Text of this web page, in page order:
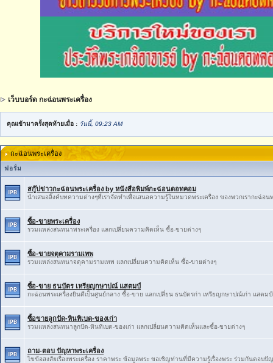
เว็บบอร์ด กะฉ่อนพระเครื่อง
คุณเข้ามาครั้งสุดท้ายเมื่อ : วันนี้, 09:23 AM
กะฉ่อนพระเครื่อง
ฟอรั่ม
สกู๊ปข่าวกะฉ่อนพระเครื่อง by หนังสือพิมพ์กะฉ่อนดอทคอม
นำเสนอลิ้งค์บทความต่างๆที่เราจัดทำเพื่อเสนอความรู้ในหมวดพระเครื่อง ของพวกเรากะฉ่อ
ซื้อ-ขายพระเครื่อง
รวมแหล่งสนทนาพระเครื่อง แลกเปลี่ยนความคิดเห็น ซื้อ-ขายต่างๆ
ซื้อ-ขายจตุคามรามเทพ
รวมแหล่งสนทนาจตุคามรามเทพ แลกเปลี่ยนความคิดเห็น ซื้อ-ขายต่างๆ
ซื้อ-ขาย ธนบัตร เหรียญกษาปณ์ แสตมป์
กะฉ่อนพระเครื่องยินดีเป็นศูนย์กลาง ซื้อ-ขาย แลกเปลี่ยน ธนบัตรก่า เหรียญกษาปณ์เก่า แสตมป์
ซื้อขายลูกปัด-หินทิเบต-ของเก่า
รวมแหล่งสนทนาลูกปัด-หินทิเบต-ของเก่า ​แลกเปลี่ยน​ความ​คิดเห็น​และ​ซื้อ​-​ขายต่างๆ
ถาม-ตอบ ปัญหาพระเครื่อง
ไขข้อสงสัยเรื่องพระเครื่อง ราคาพระ ข้อมูลพระ ขอเชิญท่านที่มีความรู้เรื่องพระ ร่วมกันตอบปั